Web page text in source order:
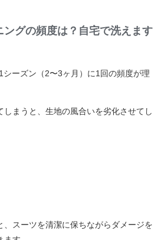
グの頻度は？自宅で洗えます
ーズン（2〜3ヶ月）に1回の頻度が理
まうと、生地の風合いを劣化させてし
、スーツを清潔に保ちながらダメージを